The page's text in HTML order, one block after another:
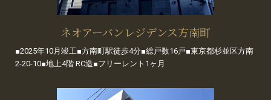
ネオアーバンレジデンス方南町
■2025年10月竣工■方南町駅徒歩4分■総戸数16戸■東京都杉並区方南
2-20-10■地上4階 RC造■フリーレント1ヶ月